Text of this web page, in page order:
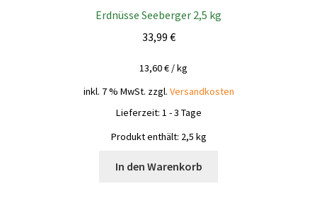
Erdnüsse Seeberger 2,5 kg
33,99 €
13,60€ /kg
inkl. 7 % MwSt. zzgl. Versandkosten
Lieferzeit: 1 - 3 Tage
Produkt enthält: 2,5 kg
In den Warenkorb